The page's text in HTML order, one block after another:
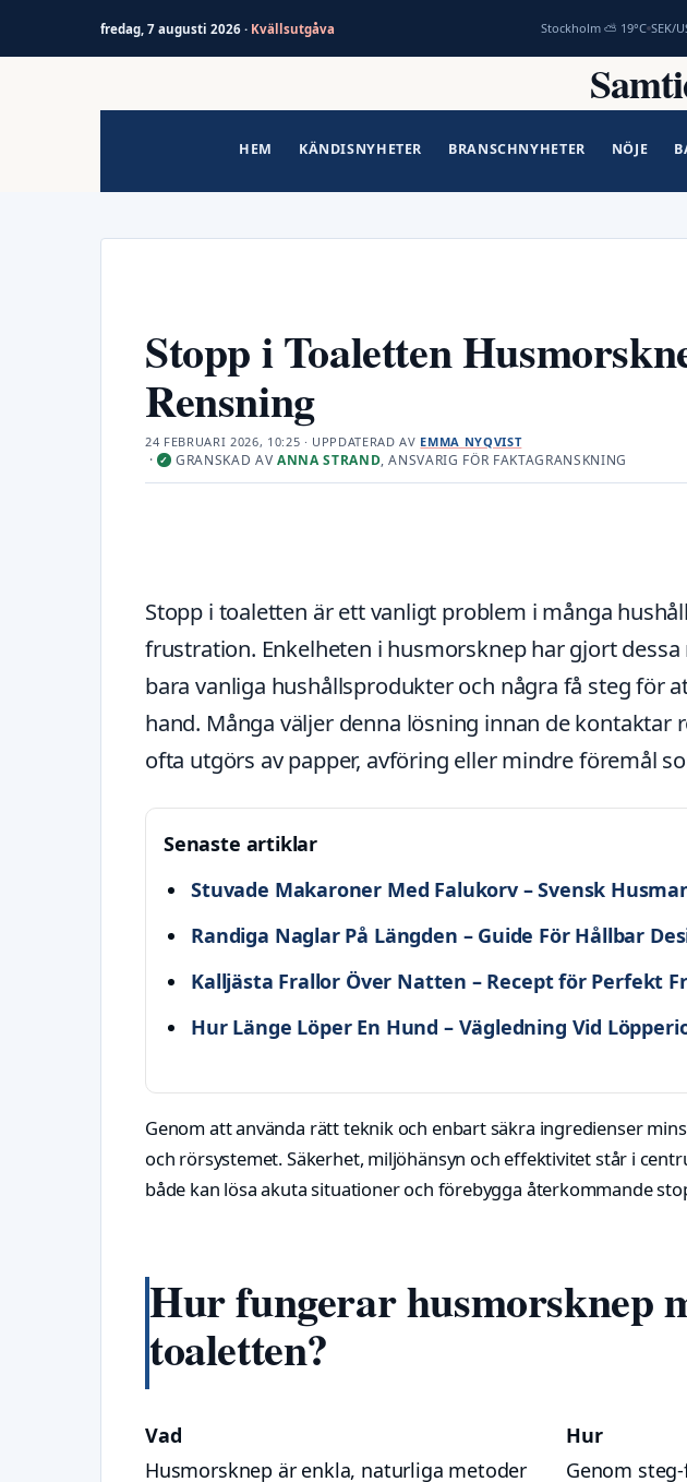
fredag, 7 augusti 2026 · Kvällsutgåva Stockholm ⛅ 19°C SEK/
HEM KÄNDISNYHETER BRANSCHNYHETER NÖJE
Stopp i Toaletten
Rensning
24 FEBRUARI 2026, 10:25 · UPPDATERADAV EMMA NYQVIST
· ✓ GRANSKAD AV ANNA STRAND, ANSVARIG FÖR FAKTAGRANSKNING
Stopp i toaletten är ett vanligt problem i många
frustration. Enkelheten i husmorsknep har gjort
bara vanliga hushållsprodukter och några få steg för
hand. Många väljer denna lösning innan de
ofta utgörs av papper, avföring eller mindre föremål
Senaste artiklar
Stuvade Makaroner Med Falukorv – Svensk
Randiga Naglar På Längden – Guide För Hållbar
Kalljästa Frallor Över Natten – Recept för Perfekt
Hur Länge Löper En Hund – Vägledning Vid
Genom att använda rätt teknik och enbart säkra ingredienser
och rörsystemet. Säkerhet, miljöhänsyn och effektivitet står i
både kan lösa akuta situationer och förebygga återkommande
Hur fungerar husmorsknep
toaletten?
Vad
Husmorsknep är enkla, naturliga metoder
Hur
Genom